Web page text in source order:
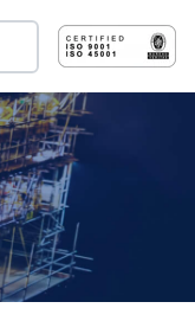
con una función
el campo de